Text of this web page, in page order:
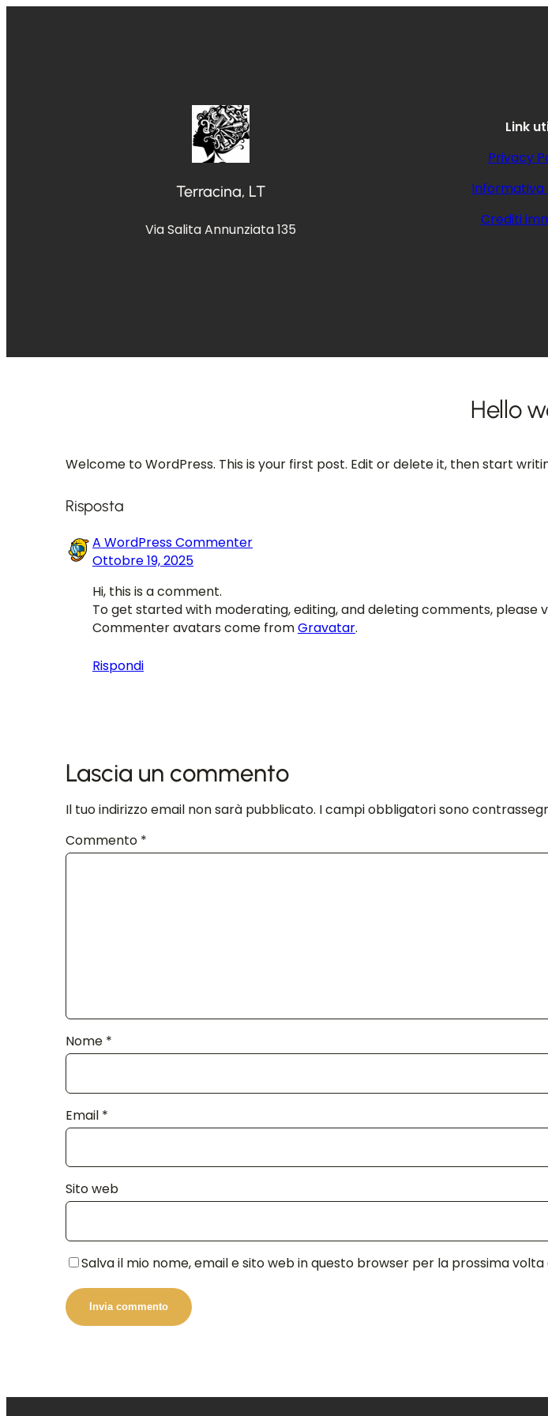
Terracina, LT
Via Salita Annunziata 135
Link
Privacy
Informativa
Crediti
Hello
Welcome to WordPress. This is your first post. Edit or delete it, then start
Risposta
A WordPress Commenter
Ottobre 19, 2025
Hi, this is a comment.
To get started with moderating, editing, and deleting comments, please
Commenter avatars come fromGravatar.
Rispondi
Lascia un commento
Il tuo indirizzo email non sarà pubblicato. I campi obbligatori sono
Commento *
Nome *
Email *
Sito web
Salva il mio nome, email e sito web in questo browser per la prossima